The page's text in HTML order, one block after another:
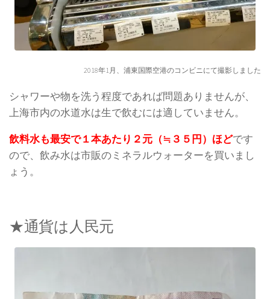
2018年1月、浦東国際空港のコンビニにて撮影しました
シャワーや物を洗う程度であれば問題ありませんが、
上海市内の水道水は生で飲むには適していません。
飲料水も最安で１本あたり２元（≒３５円）ほどです
ので、飲み水は市販のミネラルウォーターを買いまし
ょう。
★通貨は人民元